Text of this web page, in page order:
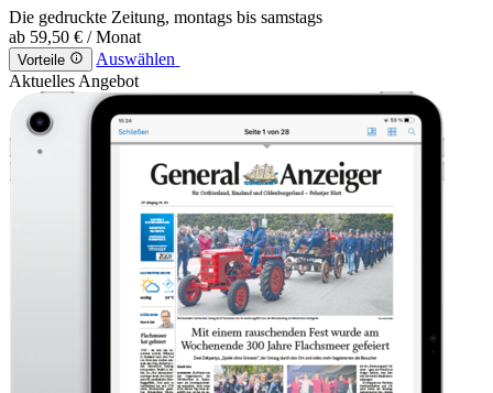
Die gedruckte Zeitung, montags bis samstags
ab 59,50 € / Monat
Vorteile
Auswählen
Aktuelles Angebot